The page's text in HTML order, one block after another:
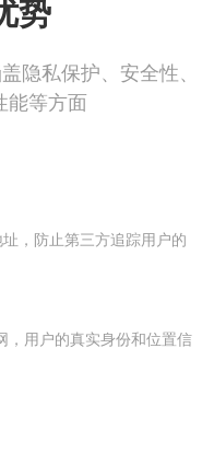
势
隐私保护、安全性、
能等方面
，防止第三方追踪用户的
，用户的真实身份和位置信